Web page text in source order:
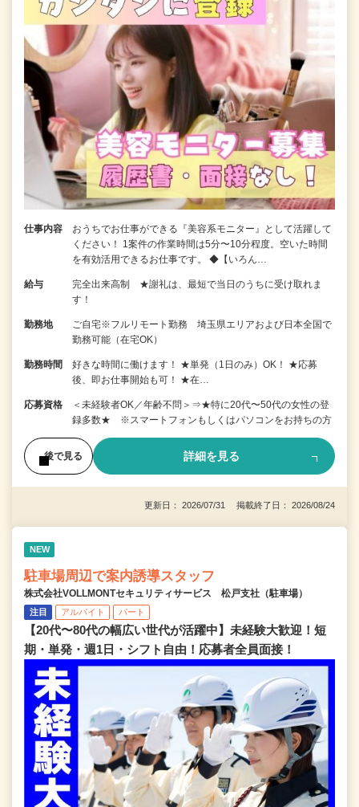
仕事内容
おうちでお仕事ができる『美容系モニター』として活躍して
ください！ 1案件の作業時間は5分〜10分程度。空いた時間
を有効活用できるお仕事です。 ◆【いろん…
給与
完全出来高制 ★謝礼は、最短で当日のうちに受け取れま
す！
勤務地
ご自宅※フルリモート勤務 埼玉県エリアおよび日本全国で
勤務可能（在宅OK）
勤務時間
好きな時間に働けます！ ★単発（1日のみ）OK！ ★応募
後、即お仕事開始も可！ ★在…
応募資格
＜未経験者OK／年齢不問＞⇒★特に20代〜50代の女性の登
録多数★ ※スマートフォンもしくはパソコンをお持ちの方
後で見る 詳細を見る
更新日： 2026/07/31 掲載終了日： 2026/08/24
NEW
駐車場周辺で案内誘導スタッフ
株式会社VOLLMONTセキュリティサービス 松戸支社（駐車場）
注目 アルバイト パート
【20代〜80代の幅広い世代が活躍中】未経験大歓迎！短
期・単発・週1日・シフト自由！応募者全員面接！